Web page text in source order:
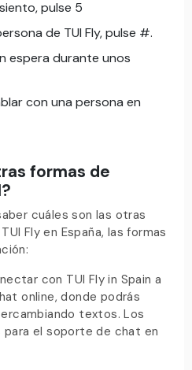
pulse 5
de TUI Fly, pulse #.
espera durante unos
con una persona en
formas de
cuáles son las otras
Fly en España, las formas
con TUI Fly in Spain a
online, donde podrás
textos. Los
el soporte de chat en